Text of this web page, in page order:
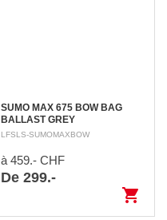
SUMO MAX 675 BOW BAG
BALLAST GREY
LFSLS-SUMOMAXBOW
à 459.- CHF
De 299.-
shopping_cart